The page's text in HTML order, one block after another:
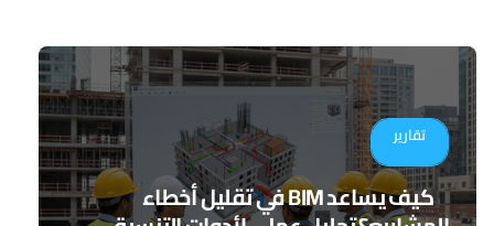
تقارير
كيف يساعد BIM في تقليل أخطاء